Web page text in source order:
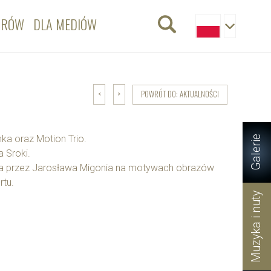
Galerie
Muzyka i nuty
DLA MEDIÓW
< > POWRÓT DO: AKTUALNOŚCI
oraz Motion Trio.
Sroki.
przez Jarosława Migonia na motywach obrazów